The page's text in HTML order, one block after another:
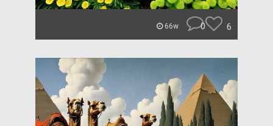
66w 0 6